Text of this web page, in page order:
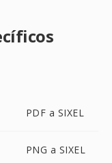
PDF a SIXEL
PNG a SIXEL